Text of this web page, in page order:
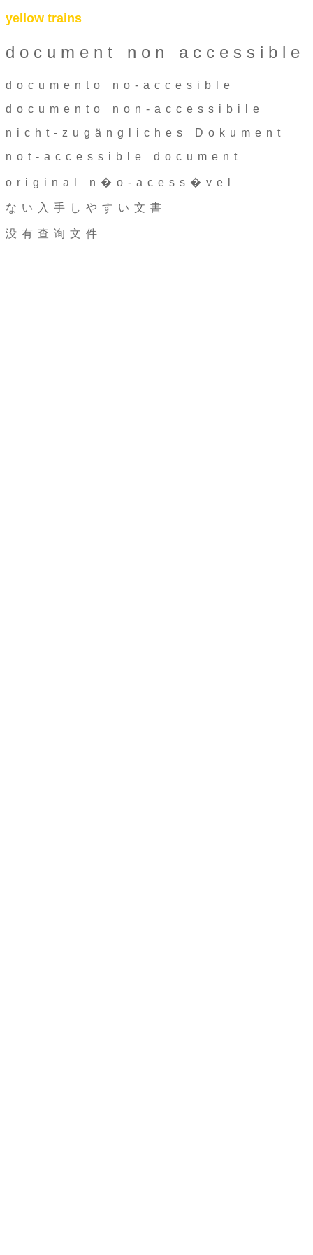
yellow trains
document non accessible
documento no-accesible
documento non-accessibile
nicht-zugängliches Dokument
not-accessible document
original n�o-acess�vel
ない入手しやすい文書
没有查询文件